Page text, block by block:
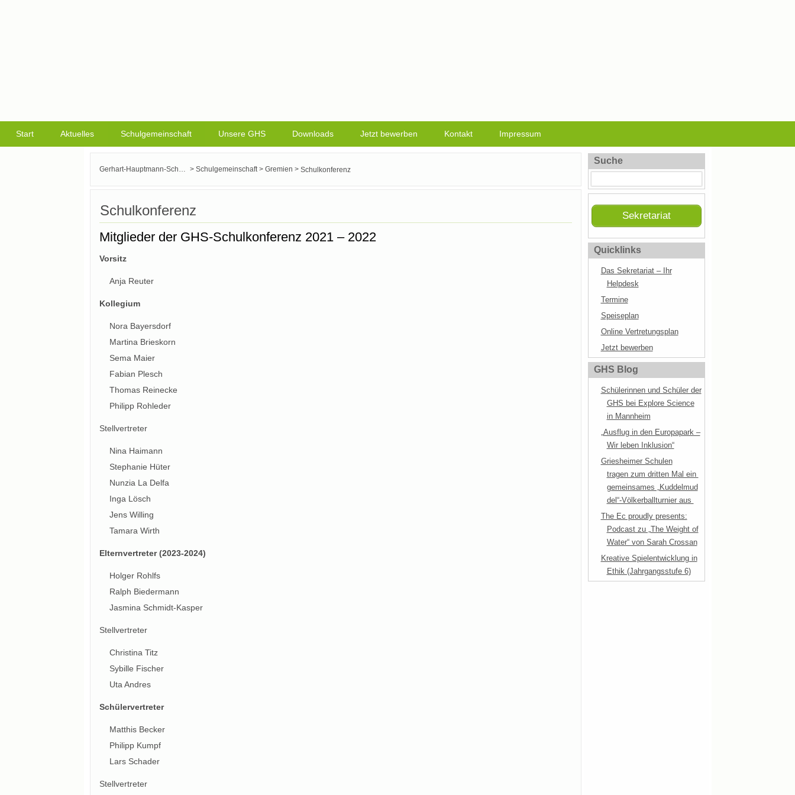
Start Aktuelles Schulgemeinschaft Unsere GHS Downloads Jetzt bewerben Kontakt Impressum
Gerhart-Hauptmann-Schule Griesheim > Schulgemeinschaft> Gremien > Schulkonferenz
Schulkonferenz
Mitglieder der GHS-Schulkonferenz 2021 – 2022
Vorsitz
Anja Reuter
Kollegium
Nora Bayersdorf
Martina Brieskorn
Sema Maier
Fabian Plesch
Thomas Reinecke
Philipp Rohleder
Stellvertreter
Nina Haimann
Stephanie Hüter
Nunzia La Delfa
Inga Lösch
Jens Willing
Tamara Wirth
Elternvertreter (2023-2024)
Holger Rohlfs
Ralph Biedermann
Jasmina Schmidt-Kasper
Stellvertreter
Christina Titz
Sybille Fischer
Uta Andres
Schülervertreter
Matthis Becker
Philipp Kumpf
Lars Schader
Stellvertreter
Suche
Sekretariat
Quicklinks
Das Sekretariat – Ihr
Helpdesk
Termine
Speiseplan
Online Vertretungsplan
Jetzt bewerben
GHS Blog
Schülerinnen und Schüler der
GHS bei Explore Science
in Mannheim
„Ausflug in den Europapark –
Wir leben Inklusion“
Griesheimer Schulen
tragen zum dritten Mal ein
gemeinsames „Kuddelmud
del“-Völkerballturnier aus
The Ec proudly presents:
Podcast zu „The Weight of
Water“ von Sarah Crossan
Kreative Spielentwicklung in
Ethik (Jahrgangsstufe 6)